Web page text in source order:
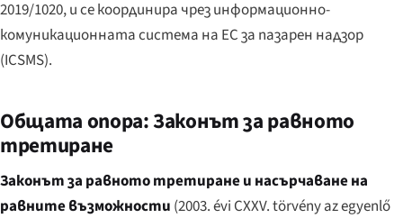
2019/1020, и се координира чрез информационно-
комуникационната система на ЕС за пазарен надзор
(ICSMS).
Общата опора: Законът за равното
третиране
Законът за равното третиране и насърчаване на
равните възможности (2003. évi CXXV. törvény az egyenlő